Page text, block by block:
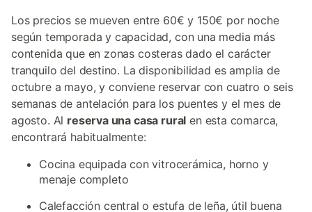
Los precios se mueven entre 60€ y 150€ por noche
según temporada y capacidad, con una media más
contenida que en zonas costeras dado el carácter
tranquilo del destino. La disponibilidad es amplia de
octubre a mayo, y conviene reservar con cuatro o seis
semanas de antelación para los puentes y el mes de
agosto. Al reserva una casa rural en esta comarca,
encontrará habitualmente:
Cocina equipada con vitrocerámica, horno y
menaje completo
Calefacción central o estufa de leña, útil buena